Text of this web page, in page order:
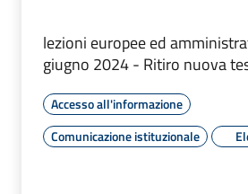
lezioni europee ed
giugno 2024 - Ritiro nuova
Accesso all'informazione
Comunicazione istituzionale